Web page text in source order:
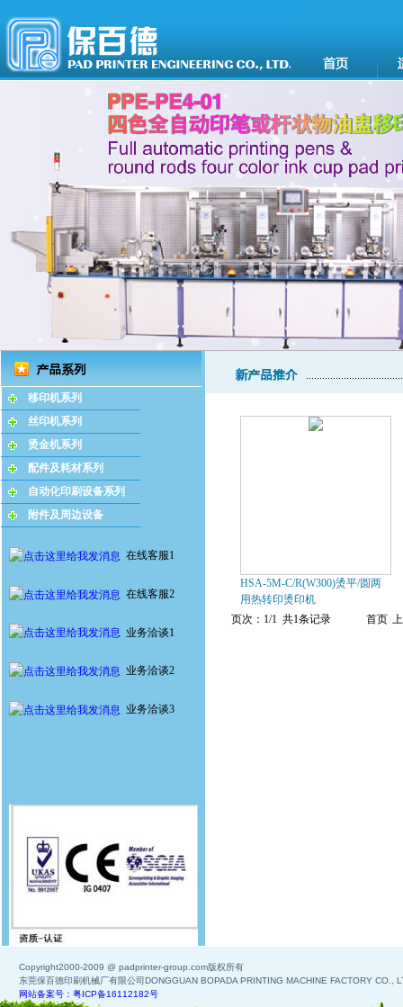
移印机系列
丝印机系列
烫金机系列
配件及耗材系列
自动化印刷设备系列
附件及周边设备
在线客服1
在线客服2
业务洽谈1
业务洽谈2
业务洽谈3
HSA-5M-C/R(W300)烫平/圆两
用热转印烫印机
页次：1/1 共1条记录
首页
Copyright2000-2009 @ padprinter-group.com版权所有
东莞保百德印刷机械厂有限公司DONGGUAN BOPADA PRINTING MACHINE FACTORY CO.,
网站备案号：粤ICP备16112182号